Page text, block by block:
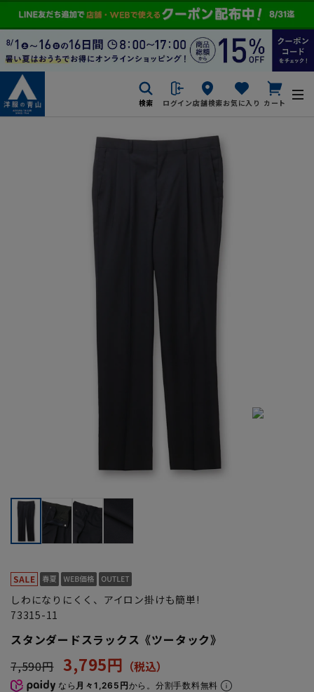
検索 ログイン店舗検索お気に入り カート
しわになりにくく、アイロン掛けも簡単!
73315-11
スタンダードスラックス《ツータック》
7,590円 3,795円
なら 月々1,265円から。分割手数料無料